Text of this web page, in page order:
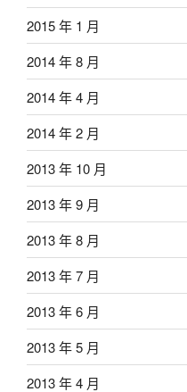
2015 年 1 月
2014 年 8 月
2014 年 4 月
2014 年 2 月
2013 年 10 月
2013 年 9 月
2013 年 8 月
2013 年 7 月
2013 年 6 月
2013 年 5 月
2013 年 4 月